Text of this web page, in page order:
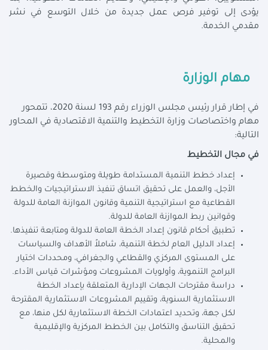
يؤدى إلى توفير فرص عمل جديدة من خلال التوسع في نشر
مقدمي الخدمة.
مهام الوزارة
في إطار قرار رئيس مجلس الوزراء رقم 193 لسنة 2020، تتمحور
مهام واختصاصات وزارة التخطيط والتنمية الاقتصادية في المحاور
التالية:
في مجال التخطيط
إعداد خطط التنمية المستدامة طويلة ومتوسطة وقصيرة
الأجل، والعمل على تحقيق اتساق تنفيذ الاستراتيجيات والخطط
القطاعية مع استراتيجية التنمية وقانون الموازنة العامة للدولة
وقوانين ربط الموازنة العامة للدولة.
تطبيق أحكام قانون إعداد الخطة العامة للدولة ومتابعة تنفيذها.
إعداد الدليل العام لخطة التنمية، شاملاً الأهداف والسياسات
على المستوى المركزي والقطاعي والجغرافي، ومحددات اختيار
البرامج التنموية، وأولويات المشروعات ومؤشرات قياس الأداء.
دراسة مقترحات الجهات الإدارية المتعلقة بإعداد الخطة
الاستثمارية السنوية، وتقييم المشروعات الاستثمارية المقترحة
لكل جهة، وتحديد اعتمادات الخطة الاستثمارية لكل منها، مع
تحقيق التناسق والتكامل بين الخطط المركزية والإقليمية
والمحلية.